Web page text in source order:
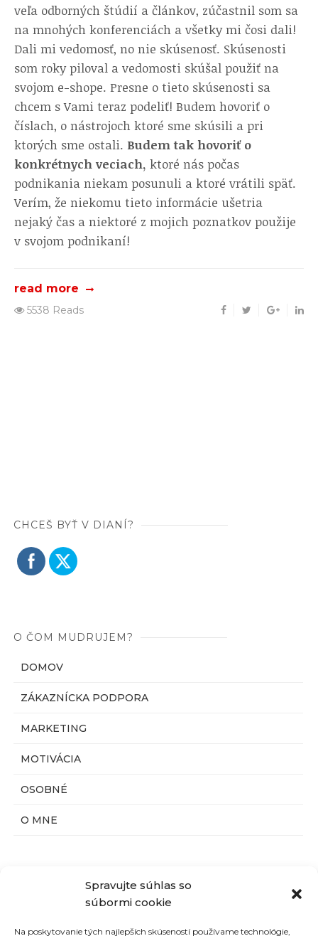
Spravujte súhlas so
súbormi cookie
Na poskytovanie tých najlepších skúseností používame technológie,
veľa odborných štúdií a článkov, zúčastnil som sa
na mnohých konferenciách a všetky mi čosi dali!
Dali mi vedomosť, no nie skúsenosť. Skúsenosti
som roky piloval a vedomosti skúšal použiť na
svojom e-shope. Presne o tieto skúsenosti sa
chcem s Vami teraz podeliť! Budem hovoriť o
číslach, o nástrojoch ktoré sme skúsili a pri
ktorých sme ostali. Budem tak hovoriť o
konkrétnych veciach, ktoré nás počas
podnikania niekam posunuli a ktoré vrátili späť.
Verím, že niekomu tieto informácie ušetria
nejaký čas a niektoré z mojich poznatkov použije
v svojom podnikaní!
read more
5538 Reads
CHCEŠ BYŤ V DIANÍ?
O ČOM MUDRUJEM?
DOMOV
ZÁKAZNÍCKA PODPORA
MARKETING
MOTIVÁCIA
OSOBNÉ
O MNE
HĽADAJ